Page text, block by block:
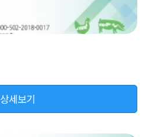
상세보기